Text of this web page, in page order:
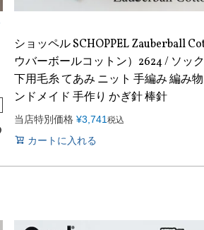
ショッペル SCHOPPEL Zauberball
ウバーボールコットン）2624 / ソッ
下用毛糸 てあみ ニット 手編み 編み
ンドメイド 手作り かぎ針 棒針
当店特別価格 ¥3,741 税込
カートに入れる